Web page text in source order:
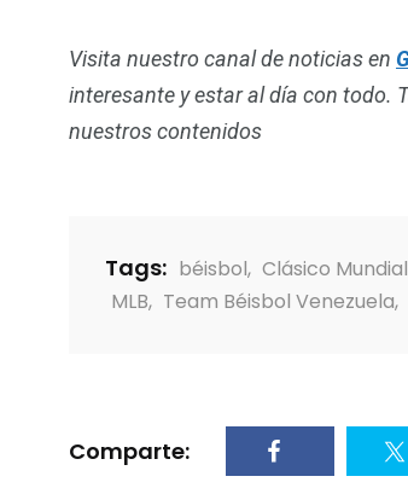
Visita nuestro canal de noticias en
interesante y estar al día con todo.
nuestros contenidos
Tags: béisbol, Clásico
MLB, Team Béisbol Venezuela,
Comparte: